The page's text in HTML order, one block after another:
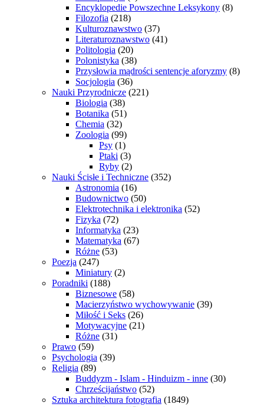
Encyklopedie Powszechne Leksykony (8)
Filozofia (218)
Kulturoznawstwo (37)
Literaturoznawstwo (41)
Politologia (20)
Polonistyka (38)
Przysłowia mądrości sentencje aforyzmy (8)
Socjologia (36)
Nauki Przyrodnicze (221)
Biologia (38)
Botanika (51)
Chemia (32)
Zoologia (99)
Psy (1)
Ptaki (3)
Ryby (2)
Nauki Ścisłe i Techniczne (352)
Astronomia (16)
Budownictwo (50)
Elektrotechnika i elektronika (52)
Fizyka (72)
Informatyka (23)
Matematyka (67)
Różne (53)
Poezja (247)
Miniatury (2)
Poradniki (188)
Biznesowe (58)
Macierzyństwo wychowywanie (39)
Miłość i Seks (26)
Motywacyjne (21)
Różne (31)
Prawo (59)
Psychologia (39)
Religia (89)
Buddyzm - Islam - Hinduizm - inne (30)
Chrześcijaństwo (52)
Sztuka architektura fotografia (1849)